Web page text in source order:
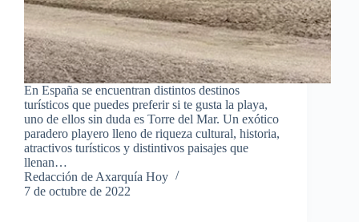
En España se encuentran distintos destinos
turísticos que puedes preferir si te gusta la playa,
uno de ellos sin duda es Torre del Mar. Un exótico
paradero playero lleno de riqueza cultural, historia,
atractivos turísticos y distintivos paisajes que
llenan…
Redacción de Axarquía Hoy
7 de octubre de 2022